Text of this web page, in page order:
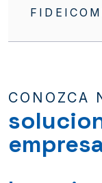
CONOZCA